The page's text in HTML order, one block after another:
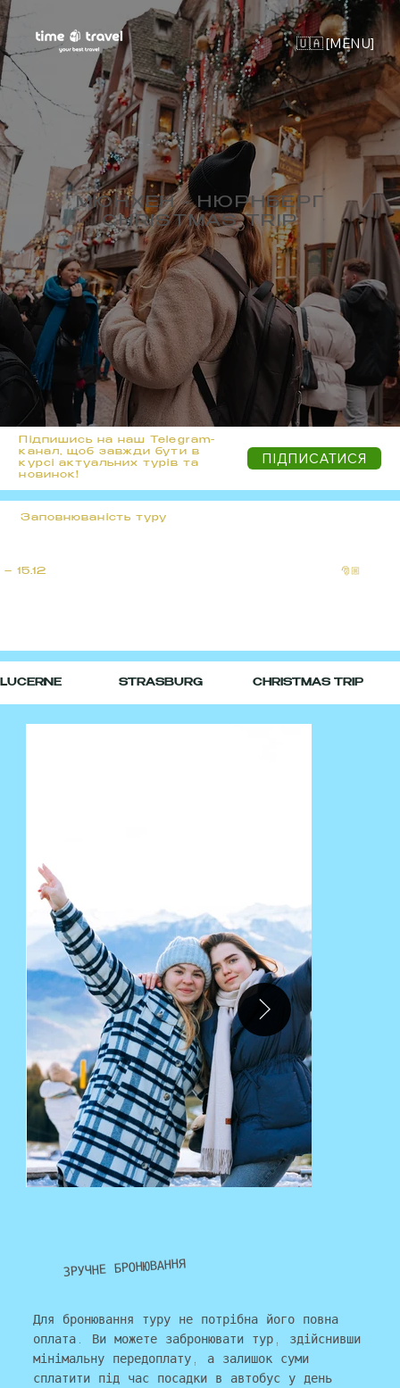
🇺🇦 [MENU]
МЮНХЕН - НЮРНБЕРГ
CHRISTMAS TRIP
Підпишись на наш Telegram-
канал, щоб завжди бути в
курсі актуальних турів та
новинок!
ПІДПИСАТИСЯ
Заповнюваність туру
– 15.12 🎅🏼
LUCERNE                STRASBURG              CHRISTMAS
ЗРУЧНЕ БРОНЮВАННЯ
Для бронювання туру не потрібна його повна
оплата. Ви можете забронювати тур, здійснивши
мінімальну передоплату, а залишок суми
сплатити під час посадки в автобус у день